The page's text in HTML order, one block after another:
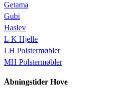
Getama
Gubi
Haslev
L K Hjelle
LH Polstermøbler
MH Polstermøbler
Åbningstider Hove